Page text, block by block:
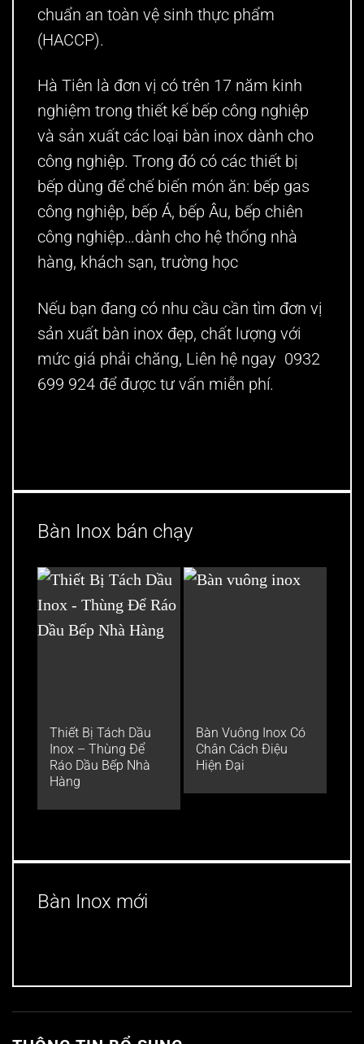
chuẩn an toàn vệ sinh thực phẩm
(HACCP).
Hà Tiên là đơn vị có trên 17 năm kinh
nghiệm trong thiết kế bếp công nghiệp
và sản xuất các loại bàn inox dành cho
công nghiệp. Trong đó có các thiết bị
bếp dùng để chế biến món ăn: bếp gas
công nghiệp, bếp Á, bếp Âu, bếp chiên
công nghiệp…dành cho hệ thống nhà
hàng, khách sạn, trường học
Nếu bạn đang có nhu cầu cần tìm đơn vị
sản xuất bàn inox đẹp, chất lượng với
mức giá phải chăng, Liên hệ ngay 0932
699 924 để được tư vấn miễn phí.
Bàn Inox bán chạy
Thiết Bị Tách Dầu
Inox – Thùng Để
Ráo Dầu Bếp Nhà
Hàng
Bàn Vuông Inox Có
Chân Cách Điệu
Hiện Đại
Bàn Inox mới